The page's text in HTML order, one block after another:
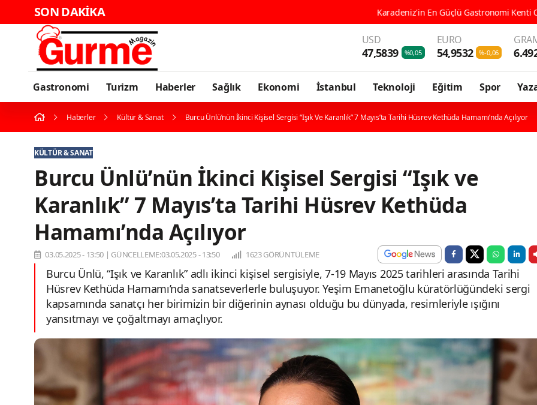
SON DAKİKA Karadeniz'in En Güçlü Gastronomi Kenti Ordu, 196 Çeşit Yöresel Lezzetiyle
USD
47,5839 %0,05
EURO
54,9532 %-0,06
Gastronomi Turizm Haberler Sağlık Ekonomi İstanbul Teknoloji Eğitim Spor
Haberler Kültür & Sanat Burcu Ünlü’nün İkinci Kişisel Sergisi “Işık Ve Karanlık” 7 Mayıs’ta Tarihi Hüsrev Kethüda Hamamı’nda Açılıyor
KÜLTÜR & SANAT
Burcu Ünlü’nün İkinci Kişisel Sergisi “Işık ve
Karanlık” 7 Mayıs’ta Tarihi Hüsrev Kethüda
Hamamı’nda Açılıyor
03.05.2025 - 13:50 | GÜNCELLEME:03.05.2025 - 13:50 1623 GÖRÜNTÜLEME
Burcu Ünlü, “Işık ve Karanlık” adlı ikinci kişisel sergisiyle, 7-19 Mayıs 2025 tarihleri arasında Tarihi
Hüsrev Kethüda Hamamı’nda sanatseverlerle buluşuyor. Yeşim Emanetoğlu küratörlüğündeki sergi
kapsamında sanatçı her birimizin bir diğerinin aynası olduğu bu dünyada, resimleriyle ışığını
yansıtmayı ve çoğaltmayı amaçlıyor.